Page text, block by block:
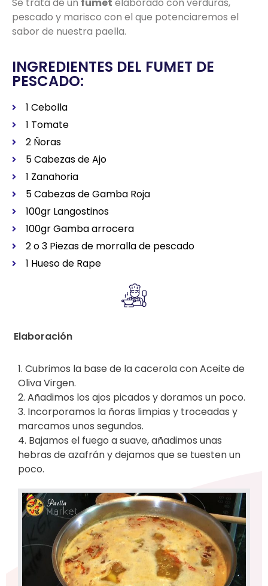
Se trata de un fumet elaborado con verduras,
pescado y marisco con el que potenciaremos el
sabor de nuestra paella.
INGREDIENTES DEL FUMET DE
PESCADO:
1 Cebolla
1 Tomate
2 Ñoras
5 Cabezas de Ajo
1 Zanahoria
5 Cabezas de Gamba Roja
100gr Langostinos
100gr Gamba arrocera
2 o 3 Piezas de morralla de pescado
1 Hueso de Rape
Elaboración
1. Cubrimos la base de la cacerola con Aceite de
Oliva Virgen.
2. Añadimos los ajos picados y doramos un poco.
3. Incorporamos la ñoras limpias y troceadas y
marcamos unos segundos.
4. Bajamos el fuego a suave, añadimos unas
hebras de azafrán y dejamos que se tuesten un
poco.